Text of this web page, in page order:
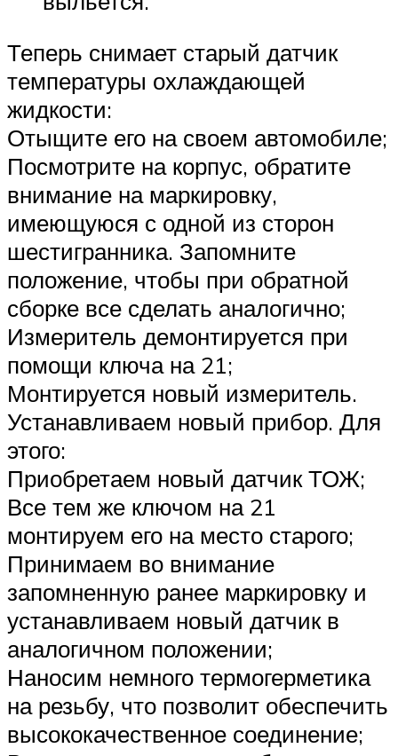
Теперь снимает старый датчик
температуры охлаждающей
жидкости:
Отыщите его на своем автомобиле;
Посмотрите на корпус, обратите
внимание на маркировку,
имеющуюся с одной из сторон
шестигранника. Запомните
положение, чтобы при обратной
сборке все сделать аналогично;
Измеритель демонтируется при
помощи ключа на 21;
Монтируется новый измеритель.
Устанавливаем новый прибор. Для
этого:
Приобретаем новый датчик ТОЖ;
Все тем же ключом на 21
монтируем его на место старого;
Принимаем во внимание
запомненную ранее маркировку и
устанавливаем новый датчик в
аналогичном положении;
Наносим немного термогерметика
на резьбу, что позволит обеспечить
высококачественное соединение;